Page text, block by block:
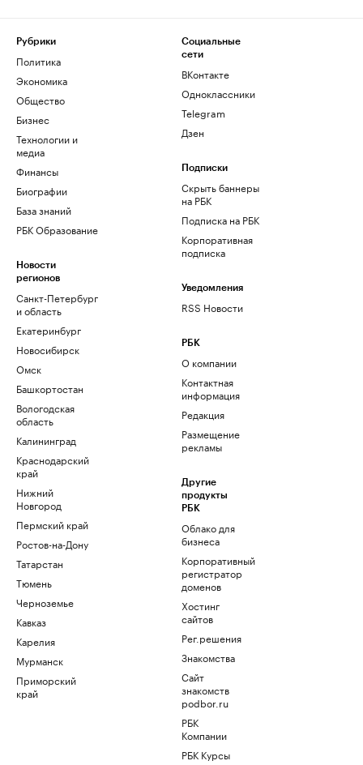
Рубрики
Политика
Экономика
Общество
Бизнес
Технологии и
медиа
Финансы
Биографии
База знаний
РБК Образование
Новости
регионов
Санкт-Петербург
и область
Екатеринбург
Новосибирск
Омск
Башкортостан
Вологодская
область
Калининград
Краснодарский
край
Нижний
Новгород
Пермский край
Ростов-на-Дону
Татарстан
Тюмень
Черноземье
Кавказ
Карелия
Мурманск
Приморский
край
Социальные
сети
ВКонтакте
Одноклассники
Telegram
Дзен
Подписки
Скрыть баннеры
на РБК
Подписка на РБК
Корпоративная
подписка
Уведомления
RSS Новости
РБК
О компании
Контактная
информация
Редакция
Размещение
рекламы
Другие
продукты
РБК
Облако для
бизнеса
Корпоративный
регистратор
доменов
Хостинг
сайтов
Рег.решения
Знакомства
Сайт
знакомств
podbor.ru
РБК
Компании
РБК Курсы